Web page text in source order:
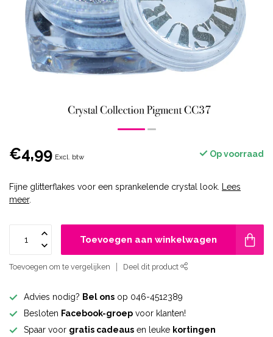
€4,99 Excl. btw Op voorraad
Fijne glitterflakes voor een sprankelende crystal look.
Lees
meer.
Toevoegen aan winkelwagen
Toevoegen om te vergelijken Deel dit product
Advies nodig? Bel ons op 046-4512389
Besloten Facebook-groep voor klanten!
Spaar voor gratis cadeaus en leuke kortingen